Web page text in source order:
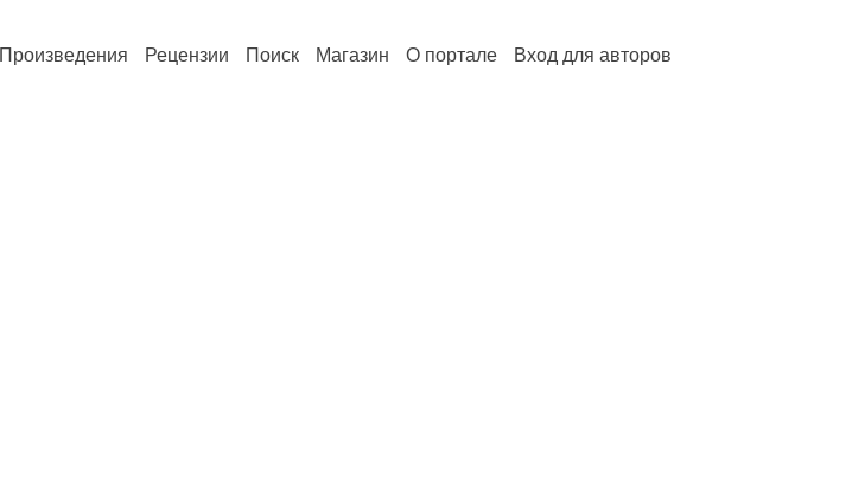
Произведения Рецензии Поиск Магазин О портале Вход для авторов